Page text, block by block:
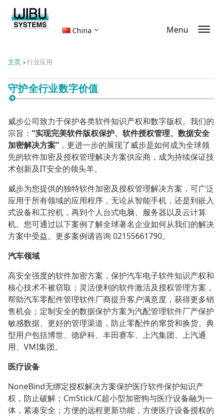
China Menu
主页 行业应用
守护全行业数字价值
威步公司致力于保护各类软件知识产权和数字版权。我们的
宗旨： “实现完美软件版权保护、软件授权管理、数据安全
加密解决方案” ，更进一步的展现了威步是如何成为全球领
先的软件加密及授权管理解决方案供应商，成为持续保证技
术创新及IT安全的领头羊。
威步为您提供的独特软件加密及授权管理解决方案，可广泛
应用于所有领域的应用程序，无论从智能手机，还是到嵌入
式设备和工控机，再到个人台式电脑、服务器以及云计算
机。您可通过以下案例了解全球著名企业如何从我们的解决
方案中受益。更多案例请咨询 02155661790。
汽车领域
高安全强度的软件加密方案，保护汽车电子软件知识产权和
核心技术不被窃取；灵活便利的软件激活及授权管理方案，
帮助汽车零配件管理软件厂商提升客户满意度，获得更多销
售机会；定制安全的数据保护方案为汽配管理软件厂产保护
敏感数据、更好的管理渠道，防止零配件的窜货和换货。典
型用户包括博世、德萨科、丰田赛车、上汽集团、上汽通
用、VMI集团。
医疗设备
NoneBind无绑定授权解决方案保护医疗软件保护知识产
权，防止破解；CmStick/C超小型加密狗与医疗设备融为一
体，紧凑安全；方便的远程更新功能，方便医疗设备授权的